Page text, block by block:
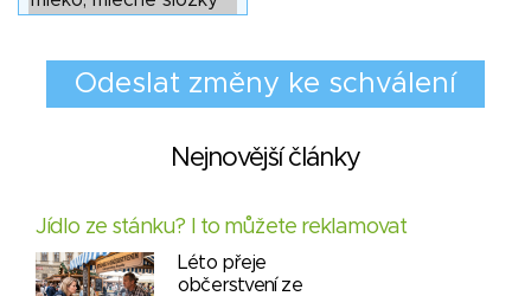
Nejnovější články
Jídlo ze stánku? I to můžete reklamovat
Léto přeje
občerstvení ze